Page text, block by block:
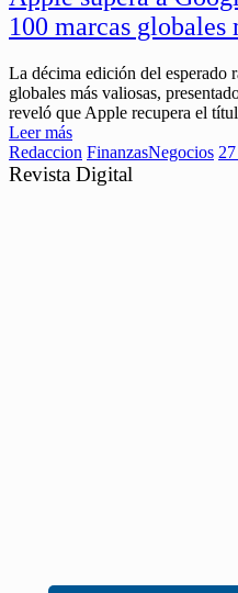
100 marcas globales
La décima edición del esperado
globales más valiosas,
reveló que Apple recupera el
Leer más
Redaccion FinanzasNegocios
Revista Digital